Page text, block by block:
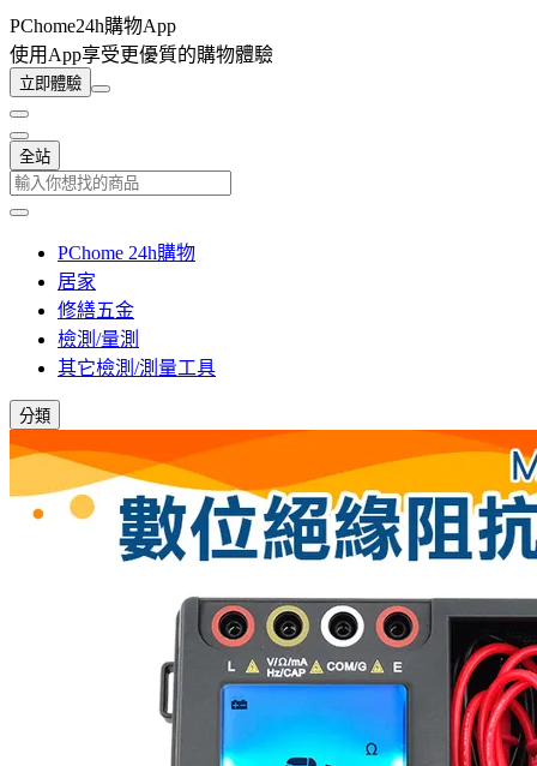
PChome24h購物App
使用App享受更優質的購物體驗
立即體驗
全站
PChome 24h購物
居家
修繕五金
檢測/量測
其它檢測/測量工具
分類